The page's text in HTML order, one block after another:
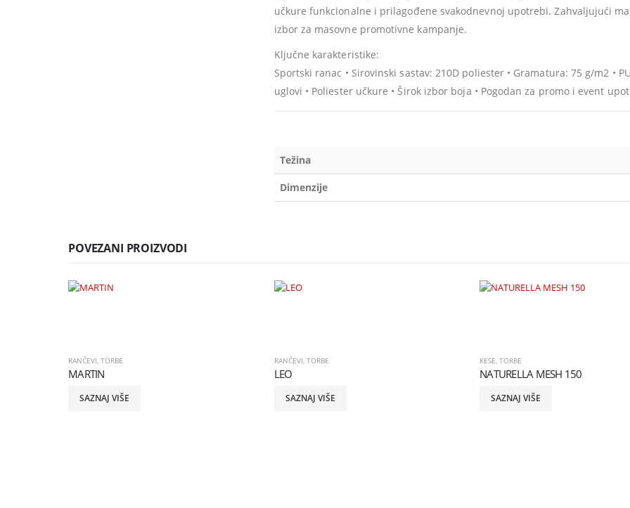
učkure funkcionalne i prilagođene svakodnevnoj upotrebi. Zahvaljujući
izbor za masovne promotivne kampanje.
Ključne karakteristike:
Sportski ranac • Sirovinski sastav: 210D poliester • Gramatura: 75 g/m2 •
uglovi • Poliester učkure • Širok izbor boja • Pogodan za promo i event
Težina
Dimenzije
POVEZANI PROIZVODI
RANČEVI TORBE
MARTIN
SAZNAJ VIŠE
RANČEVI TORBE
LEO
SAZNAJ VIŠE
KESE TORBE
NATURELLA MESH 150
SAZNAJ VIŠE